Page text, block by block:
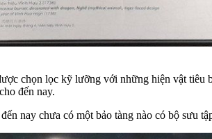
chọn lọc kỹ lưỡng với những hiện vật
đến nay.
nay chưa có một bảo tàng nào có bộ sưu